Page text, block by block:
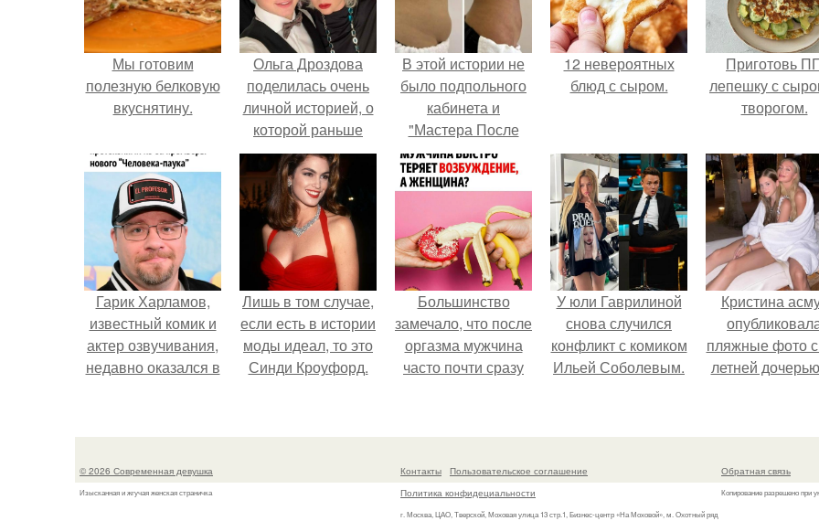
Мы готовим
полезную белковую
вкуснятину.
Ольга Дроздова
поделилась очень
личной историей, о
которой раньше
почти не говорила.
В этой истории не
было подпольного
кабинета и
"Мастера После
Двухнедельных
Курсов".
12 невероятных
блюд с сыром.
Приготовь
лепешку с
творогом.
Гарик Харламов,
известный комик и
актер озвучивания,
недавно оказался в
над озвучкой
колобка.
Лишь в том случае,
если есть в истории
моды идеал, то это
Синди Кроуфорд.
Большинство
замечало, что после
оргазма мужчина
часто почти сразу
как женщина может
возбуждение.
У юли Гаврилиной
снова случился
конфликт с комиком
Ильей Соболевым.
Кристина
пляжные фото
летней
© 2026 Современная девушка
Изысканная и жгучая женская страничка
Контакты
Пользовательское соглашение
Политика конфидециальности
г. Москва, ЦАО, Тверской, Моховая улица 13 стр.1, Бизнес-центр «На Моховой», м. Охотный ряд
Обратная связь
Копирование разрешено при